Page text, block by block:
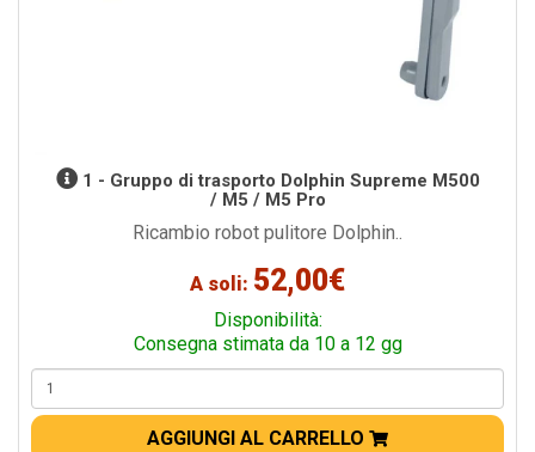
1 - Gruppo di trasporto Dolphin Supreme M500
/ M5 / M5 Pro
Ricambio robot pulitore Dolphin..
A soli: 52,00€
Disponibilità:
Consegna stimata da 10 a 12 gg
AGGIUNGI AL CARRELLO